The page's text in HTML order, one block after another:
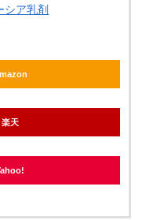
シア乳剤
楽天